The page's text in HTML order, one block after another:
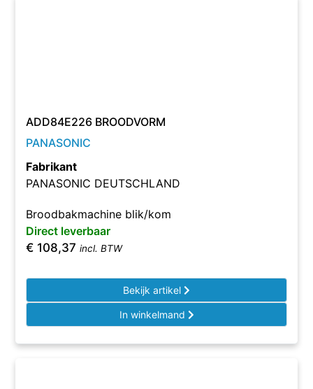
ADD84E226 BROODVORM
PANASONIC
Fabrikant
PANASONIC DEUTSCHLAND
Broodbakmachine blik/kom
Direct leverbaar
€ 108,37 incl. BTW
Bekijk artikel
In winkelmand